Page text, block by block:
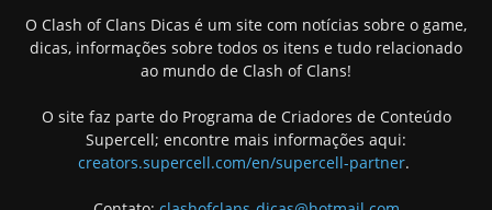
O Clash of Clans Dicas é um site com notícias sobre o game,
dicas, informações sobre todos os itens e tudo relacionado
ao mundo de Clash of Clans!
O site faz parte do Programa de Criadores de Conteúdo
Supercell; encontre mais informações aqui:
creators.supercell.com/en/supercell-partner.